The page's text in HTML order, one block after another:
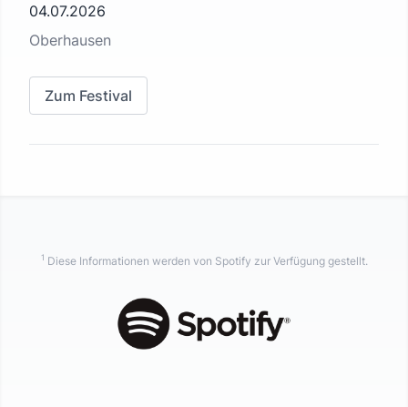
04.07.2026
Oberhausen
Zum Festival
1 Diese Informationen werden von Spotify zur Verfügung gestellt.